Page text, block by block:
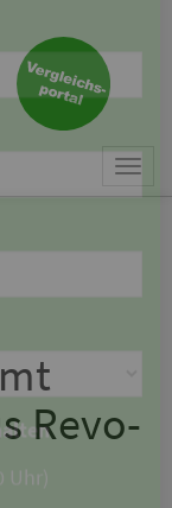
Revo-
×